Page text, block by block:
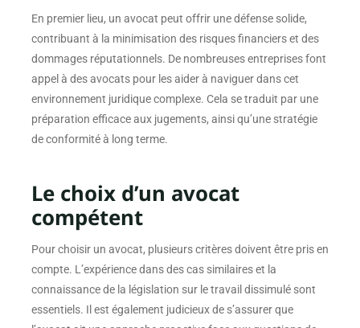
En premier lieu, un avocat peut offrir une défense solide,
contribuant à la minimisation des risques financiers et des
dommages réputationnels. De nombreuses entreprises font
appel à des avocats pour les aider à naviguer dans cet
environnement juridique complexe. Cela se traduit par une
préparation efficace aux jugements, ainsi qu’une stratégie
de conformité à long terme.
Le choix d’un avocat
compétent
Pour choisir un avocat, plusieurs critères doivent être pris en
compte. L’expérience dans des cas similaires et la
connaissance de la législation sur le travail dissimulé sont
essentiels. Il est également judicieux de s’assurer que